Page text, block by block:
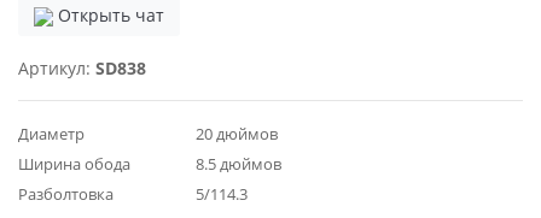
Открыть чат
Артикул: SD838
Диаметр
20 дюймов
Ширина обода
8.5 дюймов
Разболтовка
5/114.3